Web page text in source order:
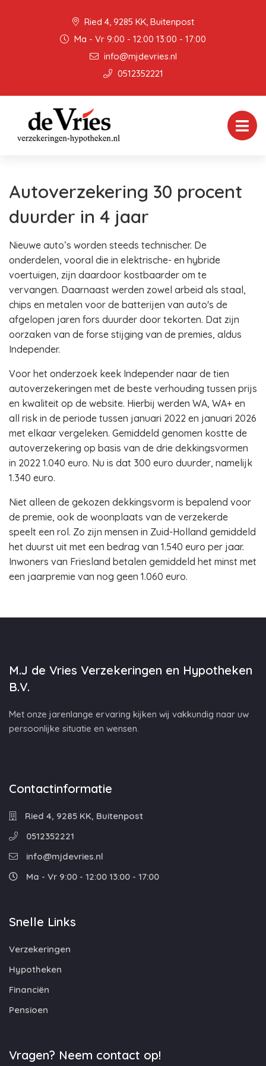
Ried 4, 9285 KK, Buitenpost
Ma - Vr 9:00 - 12:00 13:00 - 17:00
info@mjdevries.nl
0512352221
Autoverzekering 30 procent
duurder in 4 jaar
Nieuwe auto’s worden steeds technischer. De
onderdelen, vooral die in elektrische- en hybride
voertuigen, zijn daardoor kostbaarder om te
vervangen. Daarnaast werden zowel arbeid als staal,
chips en metalen voor de batterijen van auto's de
afgelopen jaren fors duurder door tekorten. Dat zijn
oorzaken van de forse stijging van de premies, aldus
Independer.
Voor het onderzoek keek Independer naar de tien
autoverzekeringen met de beste verhouding tussen prijs
en kwaliteit op de website. Hierbij werden WA, WA+ en
all risk in de periode tussen januari 2022 en januari 2026
met elkaar vergeleken. Gemiddeld genomen kostte de
autoverzekering op basis van de drie dekkingsvormen
in 2022 1.040 euro. Nu is dat 300 euro duurder, namelijk
1.340 euro.
Niet alleen de gekozen dekkingsvorm is bepalend voor
de premie, ook de woonplaats van de verzekerde
speelt een rol. Zo zijn mensen in Zuid-Holland gemiddeld
het duurst uit met een bedrag van 1.540 euro per jaar.
Inwoners van Friesland betalen gemiddeld het minst met
een jaarpremie van nog geen 1.060 euro.
M.J de Vries Verzekeringen en Hypotheken
B.V.
Met onze jarenlange ervaring kijken wij vakkundig naar uw
persoonlijke situatie en wensen.
Contactinformatie
Ried 4, 9285 KK, Buitenpost
0512352221
info@mjdevries.nl
Ma - Vr 9:00 - 12:00 13:00 - 17:00
Snelle Links
Verzekeringen
Hypotheken
Financiën
Pensioen
Vragen? Neem contact op!